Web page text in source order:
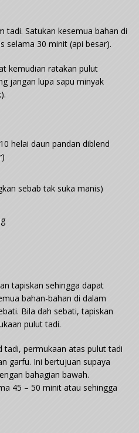
tadi. Satukan kesemua bahan di
selama 30 minit (api besar).
kemudian ratakan pulut
jangan lupa sapu minyak
helai daun pandan diblend
sebab tak suka manis)
tapiskan sehingga dapat
bahan-bahan di dalam
Bila dah sebati, tapiskan
pulut tadi.
tadi, permukaan atas pulut tadi
garfu. Ini bertujuan supaya
bahagian bawah.
45 – 50 minit atau sehingga